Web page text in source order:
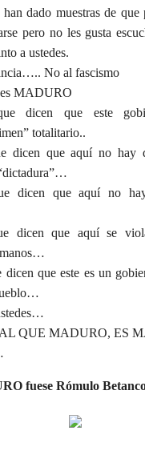
dado muestras de que
pero no les gusta
a ustedes.
No al fascismo
MADURO
dicen que este
totalitario..
dicen que aquí no hay
dicen que aquí no
dicen que aquí se
dicen que este es un
QUE MADURO, ES
fuese Rómulo